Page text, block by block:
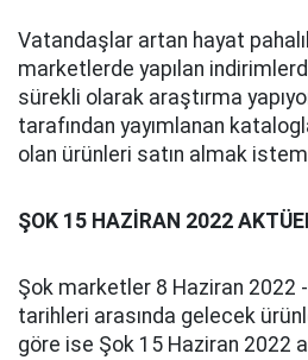
Vatandaşlar artan hayat
marketlerde yapılan
sürekli olarak araştırma
tarafından yayımlanan
olan ürünleri satın almak
ŞOK 15 HAZİRAN 2022
Şok marketler 8 Haziran 2022
tarihleri arasında gelecek
göre ise Şok 15 Haziran 2022